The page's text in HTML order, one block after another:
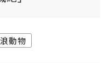
動物